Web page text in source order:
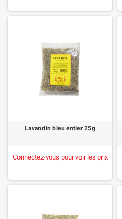
Lavandin bleu entier 25g
Connectez-vous pour voir les prix